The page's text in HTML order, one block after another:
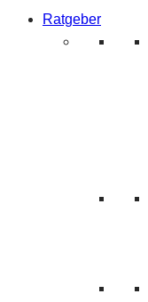
Ratgeber